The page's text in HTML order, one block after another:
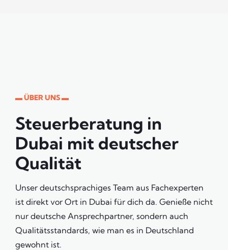
▬ ÜBER UNS ▬
Steuerberatung in
Dubai mit deutscher
Qualität
Unser deutschsprachiges Team aus Fachexperten
ist direkt vor Ort in Dubai für dich da. Genieße nicht
nur deutsche Ansprechpartner, sondern auch
Qualitätsstandards, wie man es in Deutschland
gewohnt ist.